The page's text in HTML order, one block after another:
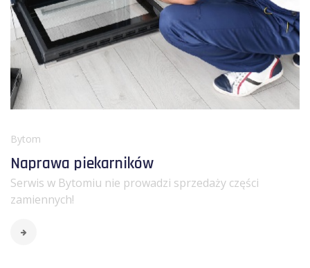
Bytom
Naprawa piekarników
Serwis w Bytomiu nie prowadzi sprzedaży części
zamiennych!